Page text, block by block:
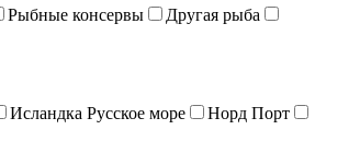
Рыбные консервы
Другая рыба
Исландка Русское море
Норд Порт